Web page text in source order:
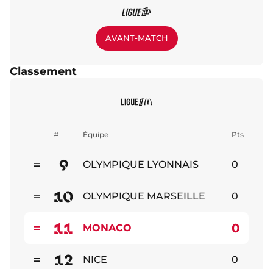
AVANT-MATCH
Classement
# Équipe Pts
9 OLYMPIQUE LYONNAIS 0
10 OLYMPIQUE MARSEILLE 0
11 MONACO 0
12 NICE 0